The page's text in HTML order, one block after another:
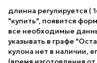
длинна регулируется (
"купить", появится
все необходимые
указывать в графе
кулона нет в наличии,